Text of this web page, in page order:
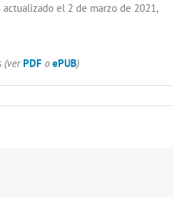
actualizado el 2 de marzo de 2021,
(verPDF o ePUB)